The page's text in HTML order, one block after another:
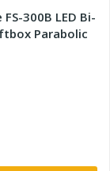
300B LED Bi-
Parabolic